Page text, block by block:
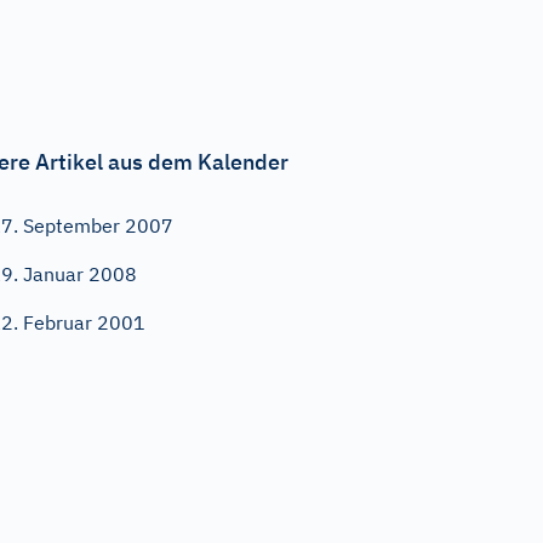
Artikel aus dem Kalender
September 2007
Januar 2008
Februar 2001